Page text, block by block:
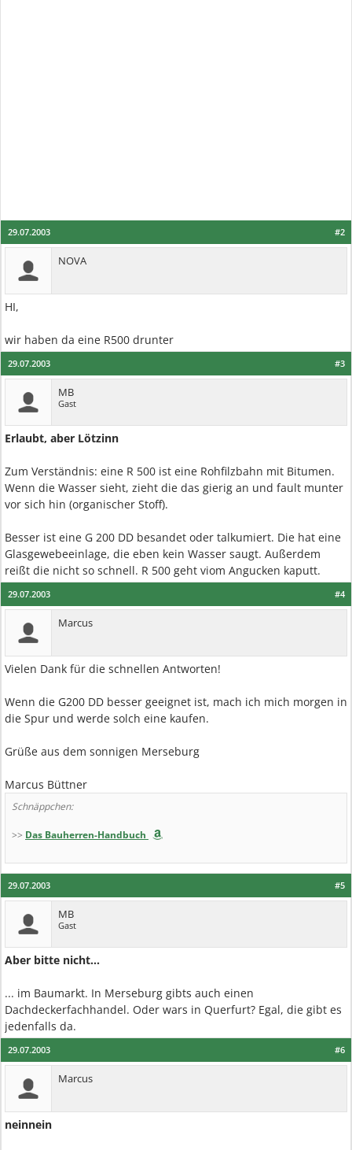
#2
29.07.2003
NOVA
HI,
wir haben da eine R500 drunter
#3
29.07.2003
MB
Gast
Erlaubt, aber Lötzinn
Zum Verständnis: eine R 500 ist eine Rohfilzbahn mit Bitumen.
Wenn die Wasser sieht, zieht die das gierig an und fault munter
vor sich hin (organischer Stoff).
Besser ist eine G 200 DD besandet oder talkumiert. Die hat eine
Glasgewebeeinlage, die eben kein Wasser saugt. Außerdem
reißt die nicht so schnell. R 500 geht viom Angucken kaputt.
#4
29.07.2003
Marcus
Vielen Dank für die schnellen Antworten!
Wenn die G200 DD besser geeignet ist, mach ich mich morgen in
die Spur und werde solch eine kaufen.
Grüße aus dem sonnigen Merseburg
Marcus Büttner
Schnäppchen:
>> Das Bauherren-Handbuch
#5
29.07.2003
MB
Gast
Aber bitte nicht...
... im Baumarkt. In Merseburg gibts auch einen
Dachdeckerfachhandel. Oder wars in Querfurt? Egal, die gibt es
jedenfalls da.
#6
29.07.2003
Marcus
neinnein